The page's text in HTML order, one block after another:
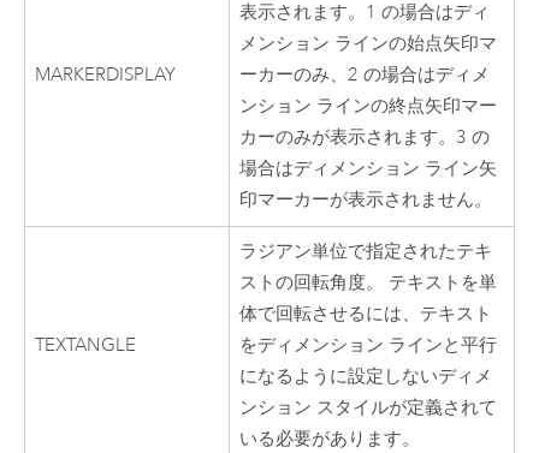
MARKERDISPLAY
表示されます。1 の場合はディ
メンション ラインの始点矢印マ
ーカーのみ、2 の場合はディメ
ンション ラインの終点矢印マー
カーのみが表示されます。3 の
場合はディメンション ライン矢
印マーカーが表示されません。
TEXTANGLE
ラジアン単位で指定されたテキ
ストの回転角度。 テキストを単
体で回転させるには、テキスト
をディメンション ラインと平行
になるように設定しないディメ
ンション スタイルが定義されて
いる必要があります。